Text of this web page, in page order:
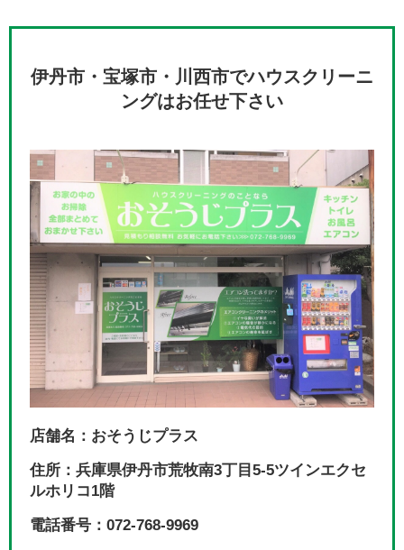
伊丹市・宝塚市・川西市でハウスクリーニ
ングはお任せ下さい
店舗名：おそうじプラス
住所：兵庫県伊丹市荒牧南3丁目5-5ツインエクセ
ルホリコ1階
電話番号：072-768-9969